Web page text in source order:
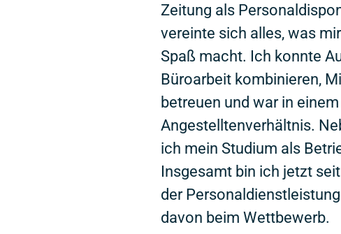
Zeitung als
vereinte sich alles, was
Spaß macht. Ich konnte
Büroarbeit kombinieren,
betreuen und war in
Angestelltenverhältnis.
ich mein Studium als
Insgesamt bin ich jetzt
der
davon beim Wettbewerb.